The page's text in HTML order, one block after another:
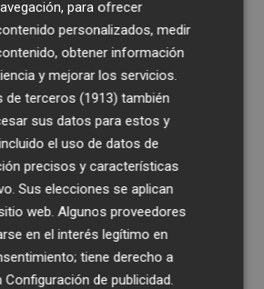
para ofrecer
personalizados, medir
obtener información
y mejorar los servicios.
de terceros (1913) también
sus datos para estos y
el uso de datos de
precisos y características
Sus elecciones se aplican
web. Algunos proveedores
en el interés legítimo en
tiene derecho a
Configuración de publicidad